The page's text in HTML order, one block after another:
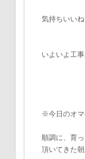
気持ちいい
いよいよ工事
※今日のオマ
順調に、育っ
頂いてきた朝